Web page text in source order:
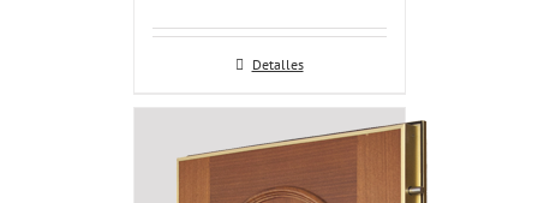
Detalles